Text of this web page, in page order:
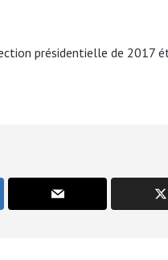
présidentielle de 2017